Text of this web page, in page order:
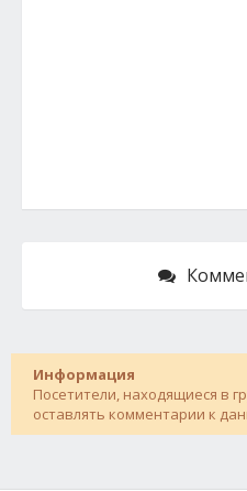
Информация
Посетители, находящиеся в
оставлять комментарии к